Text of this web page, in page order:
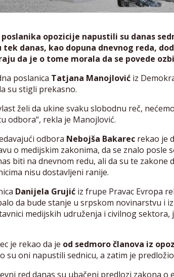
opozicije napustili su danas
tek danas, kao dopuna dnevnog reda,
da je o tome morala da se povede
poslanica Tatjana Manojlović iz
su stigli prekasno.
želi da ukine svaku slobodnu reč,
odbora“, rekla je Manojlović.
odbora Nebojša Bakarec rekao je
o medijskim zakonima, da se znalo posle
biti na dnevnom redu, ali da su te zakone
nisu dostavljeni ranije.
Danijela Grujić iz frupe Pravac Evropa
da bude stanje u srpskom novinarstvu i
medijskih udruženja i civilnog
je rekao da je od sedmoro članova iz
su oni napustili sednicu, a zatim je
red danas su ubačeni predlozi zakona